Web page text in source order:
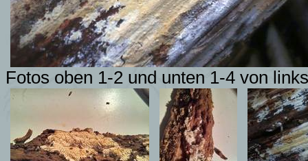
Fotos oben 1-2 und unten 1-4 von